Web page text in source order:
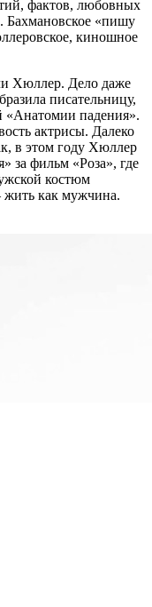
фактов, любовных
Бахмановское «пишу
киношное
Хюллер. Дело даже
писательницу,
падения».
актрисы. Далеко
в этом году Хюллер
за фильм «Роза», где
костюм
как мужчина.